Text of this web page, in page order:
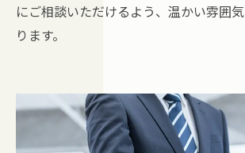
にご相談いただけるよう、温かい雰囲
ります。